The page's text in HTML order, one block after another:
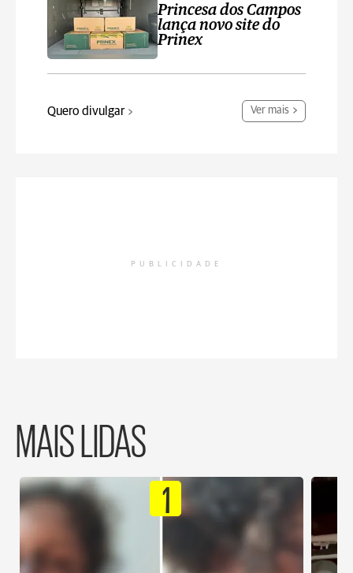
Princesa dos Campos
lança novo site do
Prinex
Quero divulgar Ver mais
PUBLICIDADE
MAIS LIDAS
1